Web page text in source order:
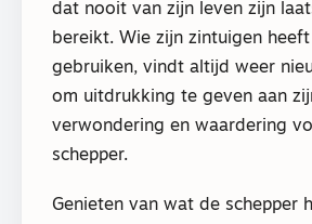
dat nooit van zijn leven zijn
bereikt. Wie zijn zintuigen
gebruiken, vindt altijd weer
om uitdrukking te geven aan
verwondering en waardering
schepper.
Genieten van wat de schepper